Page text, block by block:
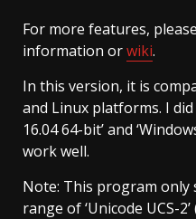
For more features,
information orwiki.
In this version, it is
and Linux platforms. I
16.04 64-bit’ and
work well.
Note: This program
range of ‘Unicode UCS-